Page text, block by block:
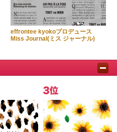
effrontee kyokoプロデュース
Miss Journal(ミス ジャーナル)